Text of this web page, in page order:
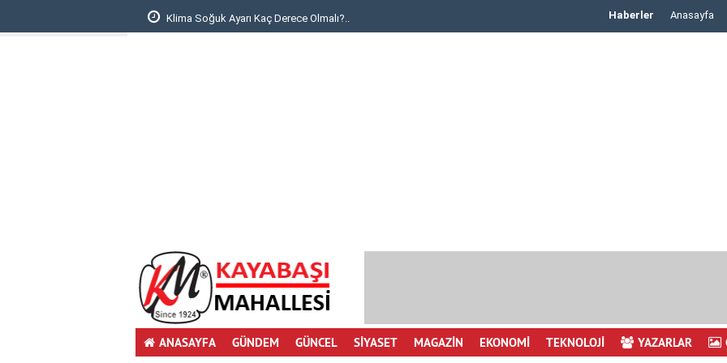
Klima Soğuk Ayarı Kaç Derece Olmalı?.. CHP Başakşehir'den Net Mesaj: Genel Başkanım ..
Haberler Anasayfa
deneme
bonusu
ANASAYFA GÜNDEM GÜNCEL SİYASET MAGAZİN EKONOMİ TEKNOLOJİ YAZARLAR